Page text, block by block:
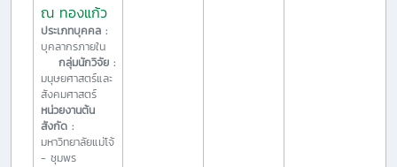
ณ ทองแก้ว
ประเภทบุคคล :
บุคลากรภายใน
กลุ่มนักวิจัย :
มนุษยศาสตร์และ
สังคมศาสตร์
หน่วยงานต้น
สังกัด :
มหาวิทยาลัยแม่โจ้
- ชุมพร